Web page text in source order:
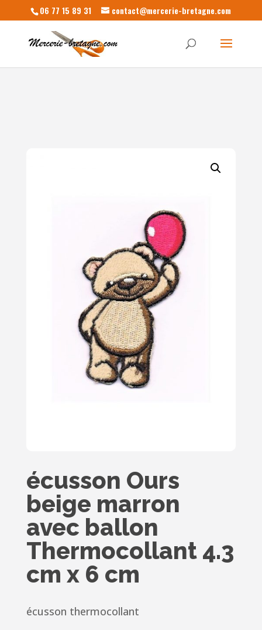
06 77 15 89 31 contact@mercerie-bretagne.com
écusson Ours
beige marron
avec ballon
Thermocollant 4.3
cm x 6 cm
écusson thermocollant